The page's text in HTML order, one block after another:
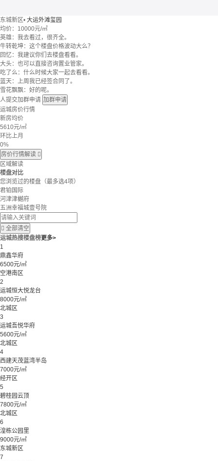
东城新区• 大运外滩玺园
均价： 10000元/㎡
英雄：我去看过，很齐全。
牛转乾坤：这个楼盘价格波动大么？
回忆：我建议你们去楼盘看看。
大头：也可以直接咨询置业管家。
吃了么：什么时候大家一起去看看。
蓝天：上周我已经签合同了。
雪花飘飘：好的呢。
人提交加群申请 加群申请
运城房价行情
新房均价
5610元/㎡
环比上月
0%
房价行情解读 
区域解读
楼盘对比
您浏览过的楼盘 （最多选4项）
君铂国际
河津津樾府
五洲幸福城壹号院
 全部清空
运城热搜楼盘榜更多>
1
鼎鑫华府
6500元/㎡
空港南区
2
运城恒大悦龙台
8000元/㎡
北城区
3
运城吾悦华府
5600元/㎡
北城区
4
西建天茂蓝湾半岛
7000元/㎡
经开区
5
碧桂园云顶
7800元/㎡
北城区
6
湟栋公园里
9000元/㎡
东城新区
7